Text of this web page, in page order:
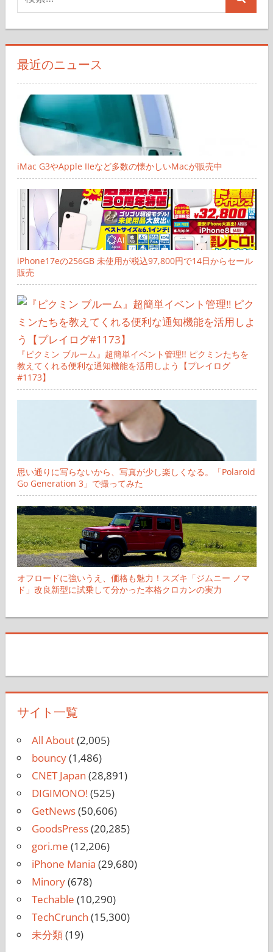
索
対
象:
検
最近のニュース
iMac G3やApple IIeなど多数の懐かしいMacが販売中
iPhone17eの256GB 未使用が税込97,800円で14日からセール
販売
『ピクミン ブルーム』超簡単イベント管理!! ピクミンたちを
教えてくれる便利な通知機能を活用しよう【プレイログ
#1173】
思い通りに写らないから、写真が少し楽しくなる。「Polaroid
Go Generation 3」で撮ってみた
オフロードに強いうえ、価格も魅力！スズキ「ジムニー ノマ
ド」改良新型に試乗して分かった本格クロカンの実力
サイト一覧
All About(2,005)
bouncy(1,486)
CNET Japan (28,891)
DIGIMONO!(525)
GetNews(50,606)
GoodsPress(20,285)
gori.me (12,206)
iPhone Mania (29,680)
Minory(678)
Techable (10,290)
TechCrunch (15,300)
未分類(19)